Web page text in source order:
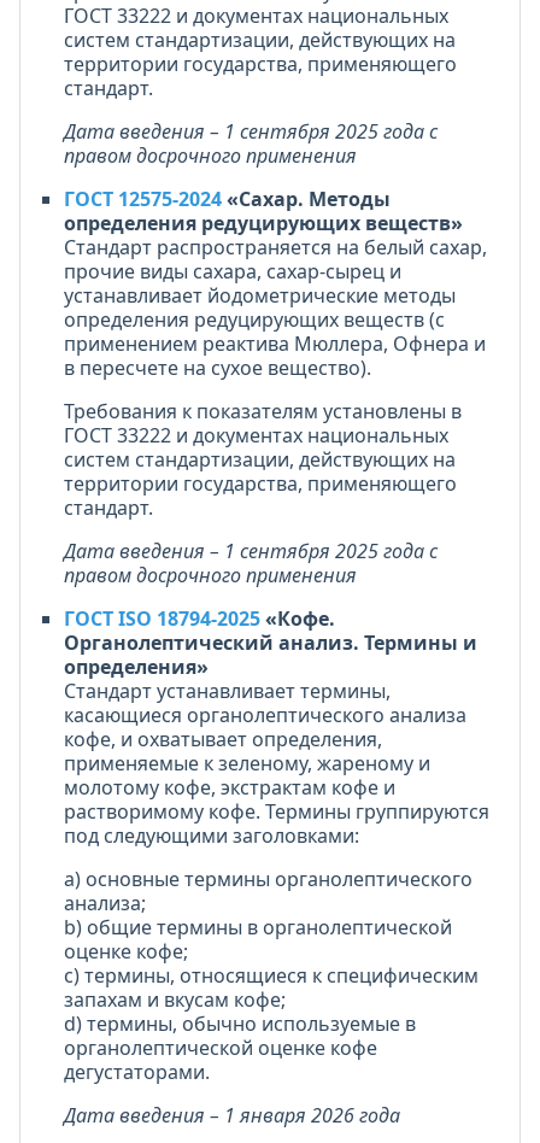
ГОСТ 33222 и документах национальных
систем стандартизации, действующих на
территории государства, применяющего
стандарт.
Дата введения – 1 сентября 2025 года с
правом досрочного применения
ГОСТ 12575-2024«Сахар. Методы
определения редуцирующих веществ»
Стандарт распространяется на белый сахар,
прочие виды сахара, сахар-сырец и
устанавливает йодометрические методы
определения редуцирующих веществ (с
применением реактива Мюллера, Офнера и
в пересчете на сухое вещество).
Требования к показателям установлены в
ГОСТ 33222 и документах национальных
систем стандартизации, действующих на
территории государства, применяющего
стандарт.
Дата введения – 1 сентября 2025 года с
правом досрочного применения
ГОСТ ISO 18794-2025«Кофе.
Органолептический анализ. Термины и
определения»
Стандарт устанавливает термины,
касающиеся органолептического анализа
кофе, и охватывает определения,
применяемые к зеленому, жареному и
молотому кофе, экстрактам кофе и
растворимому кофе. Термины группируются
под следующими заголовками:
a) основные термины органолептического
анализа;
b) общие термины в органолептической
оценке кофе;
c) термины, относящиеся к специфическим
запахам и вкусам кофе;
d) термины, обычно используемые в
органолептической оценке кофе
дегустаторами.
Дата введения – 1 января 2026 года